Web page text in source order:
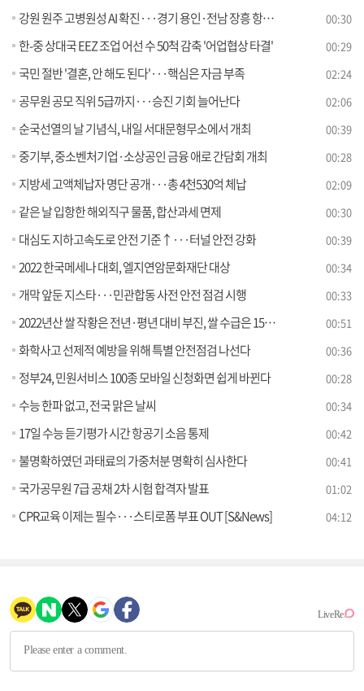
강원 원주 고병원성 AI 확진···경기 용인·전남 장흥 항원 확인 00:30
한-중 상대국 EEZ 조업 어선 수 50척 감축 '어업협상 타결' 00:29
국민 절반 '결혼, 안 해도 된다'···핵심은 자금 부족 02:24
공무원 공모 직위 5급까지···승진 기회 늘어난다 02:06
순국선열의 날 기념식, 내일 서대문형무소에서 개최 00:39
중기부, 중소벤처기업·소상공인 금융 애로 간담회 개최 00:28
지방세 고액체납자 명단 공개···총 4천530억 체납 02:09
같은 날 입항한 해외직구 물품, 합산과세 면제 00:30
대심도 지하고속도로 안전 기준↑···터널 안전 강화 00:39
2022 한국메세나 대회, 엘지연암문화재단 대상 00:34
개막 앞둔 지스타···민관합동 사전 안전 점검 시행 00:33
2022년산 쌀 작황은 전년·평년 대비 부진, 쌀 수급은 15만5천 톤 공급 과잉 00:51
화학사고 선제적 예방을 위해 특별 안전점검 나선다 00:36
정부24, 민원서비스 100종 모바일 신청화면 쉽게 바뀐다 00:28
수능 한파 없고, 전국 맑은 날씨 00:34
17일 수능 듣기평가 시간 항공기 소음 통제 00:42
불명확하였던 과태료의 가중처분 명확히 심사한다 00:41
국가공무원 7급 공채 2차 시험 합격자 발표 01:02
CPR교육 이제는 필수···스티로폼 부표 OUT [S&News] 04:12